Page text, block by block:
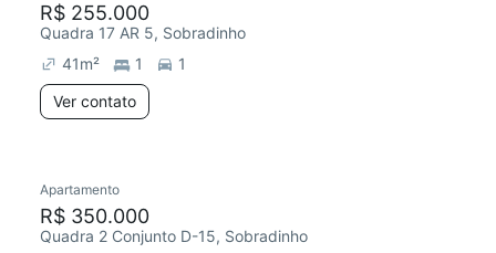
R$ 255.000
Quadra 17 AR 5, Sobradinho
41m² 1
1
Ver contato
Redecorar
Apartamento
R$ 350.000
Quadra 2 Conjunto D-15, Sobradinho